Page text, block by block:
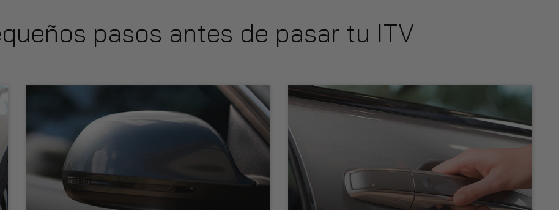
pasos antes de pasar tu ITV